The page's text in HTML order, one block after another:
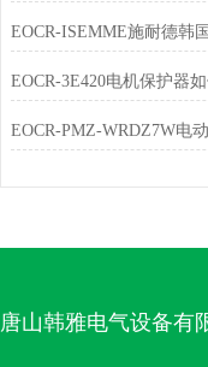
唐山韩雅电气设备有